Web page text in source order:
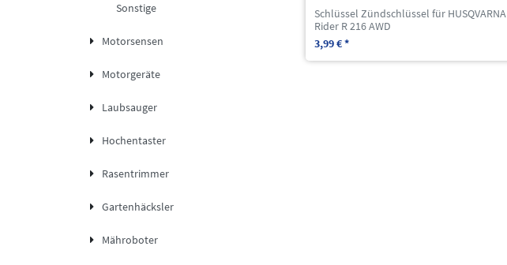
Sonstige
Motorsensen
Motorgeräte
Laubsauger
Hochentaster
Rasentrimmer
Gartenhäcksler
Mähroboter
Schlüssel Zündschlüssel für HUSQVARNA
Rider R 216 AWD
3,99 € *